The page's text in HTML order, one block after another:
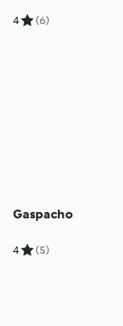
4 (6)
Gaspacho
4 (5)